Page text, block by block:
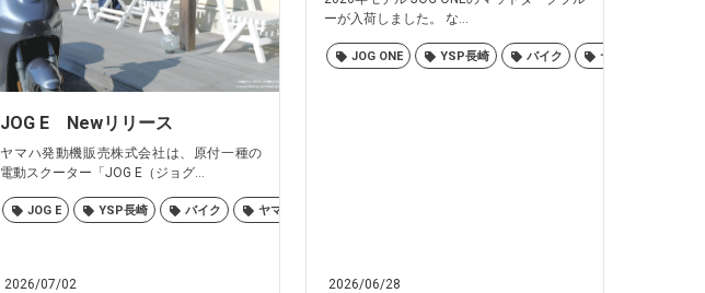
JOG E Newリリース
ヤマハ発動機販売株式会社は、原付一種の
電動スクーター「JOG E（ジョグ...
JOG E YSP長崎 バイク ヤマハ
2026/07/02
ーが入荷しました。 な...
JOG ONE YSP長崎 バイク ヤマハ
2026/06/28